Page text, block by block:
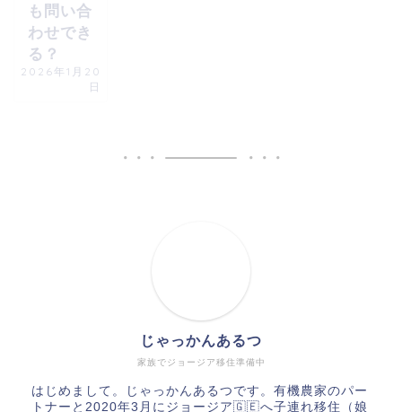
も問い合
わせでき
る？
2026年1月20
日
家族でジョージア移住準備中
じゃっかんあるつ
はじめまして。じゃっかんあるつです。有機農家のパー
トナーと2020年3月にジョージア🇬🇪へ子連れ移住（娘